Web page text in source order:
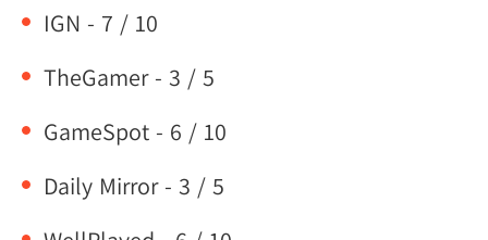
IGN - 7 / 10
TheGamer - 3 / 5
GameSpot - 6 / 10
Daily Mirror - 3 / 5